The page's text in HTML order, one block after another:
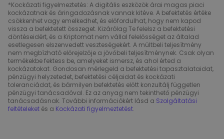
*Kockázati figyelmeztetés: A digitális eszközök árai magas piaci
kockázatnak és áringadozásnak vannak kitéve. A befektetés értéke
csökkenhet vagy emelkedhet, és előfordulhat, hogy nem kapod
vissza a befektetett összeget. Kizárólag Te felelsz a befektetési
döntéseidért, és a Kriptomat nem vállal felelősséget az általad
esetlegesen elszenvedett veszteségekért. A múltbeli teljesítmény
nem megbízható előrejelzője a jövőbeli teljesítménynek. Csak olyan
termékekbe fektess be, amelyeket ismersz, és ahol érted a
kockázatokat. Gondosan mérlegeld a befektetési tapasztalataidat,
pénzügyi helyzetedet, befektetési céljaidat és kockázati
toleranciádat, és bármilyen befektetés előtt konzultálj független
pénzügyi tanácsadóval. Ez az anyag nem tekinthető pénzügyi
tanácsadásnak. További információkért lásd a Szolgáltatási
feltételeket és a Kockázati figyelmeztetést.